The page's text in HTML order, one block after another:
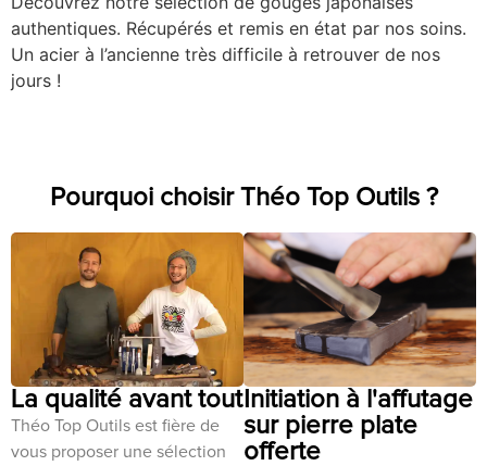
authentiques. Récupérés et remis en état par nos soins.
Un acier à l’ancienne très difficile à retrouver de nos
jours !
Pourquoi choisir Théo Top Outils ?
La qualité avant tout
Théo Top Outils est fière de
vous proposer une sélection
Initiation à l'affutage
sur pierre plate
offerte